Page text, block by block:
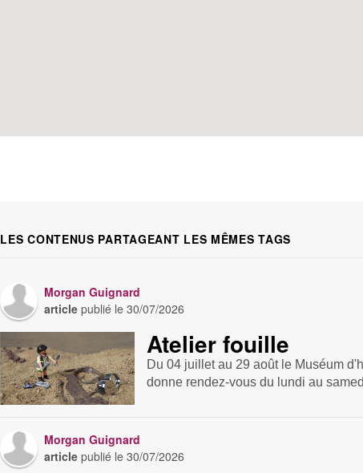
LES CONTENUS PARTAGEANT LES MÊMES TAGS
Morgan Guignard
article publié le30/07/2026
Atelier fouille
Du 04 juillet au 29 août le Muséum
donne rendez-vous du lundi au
Morgan Guignard
article publié le30/07/2026